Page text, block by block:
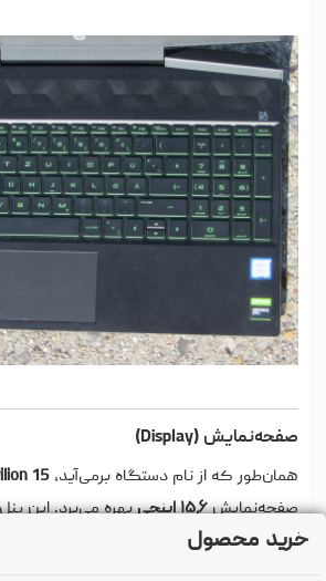
خرید محصول
صفحه‌نمایش (Display)
همان‌طور که از نام دستگاه برمی‌آید، 15
صفحه‌نمایش۱۵٫۶ اینچی بهره می‌برد. این
پیش‌فرض وضوحی معادل